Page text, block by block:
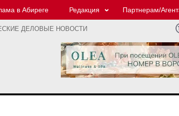
в Абиреге Редакция Партнерам/
ДЕЛОВЫЕ НОВОСТИ